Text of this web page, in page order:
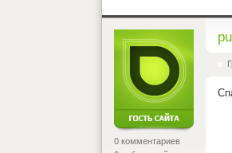
0 комментариев